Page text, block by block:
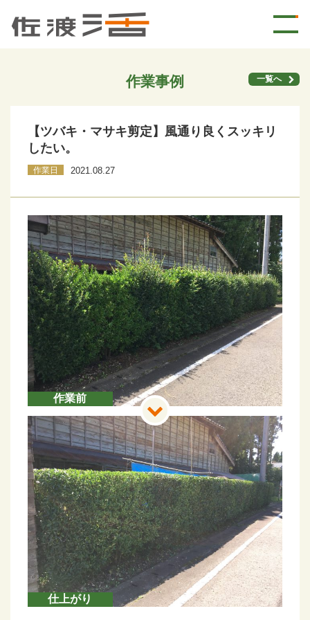
作業事例 一覧へ
【ツバキ・マサキ剪定】風通り良くスッキリ
したい。
作業日 2021.08.27
作業前
仕上がり